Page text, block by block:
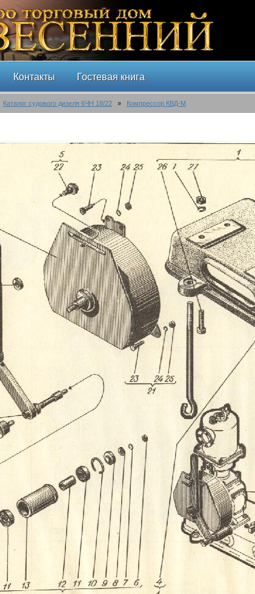
Контакты Гостевая книга
Каталог судового дизеля 6ЧН 18/22 » Компрессор КВД-М